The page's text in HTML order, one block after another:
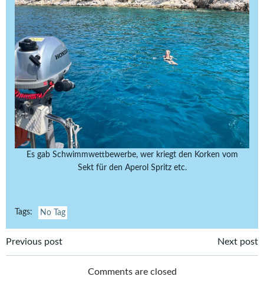
Es gab Schwimmwettbewerbe, wer kriegt den Korken vom
Sekt für den Aperol Spritz etc.
Tags: No Tag
Post
navigation
Previous post
navigation
Next post
Comments are closed